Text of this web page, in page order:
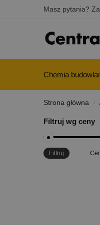
Masz pytania?
Chemia
Strona główna /
Filtruj wg ceny
Filtruj